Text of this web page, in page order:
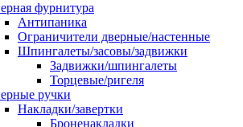
фурнитура
Антипаника
Ограничители дверные/настенные
Шпингалеты/засовы/задвижки
Задвижки/шпингалеты
Торцевые/ригеля
ручки
Накладки/завертки
Броненакладки